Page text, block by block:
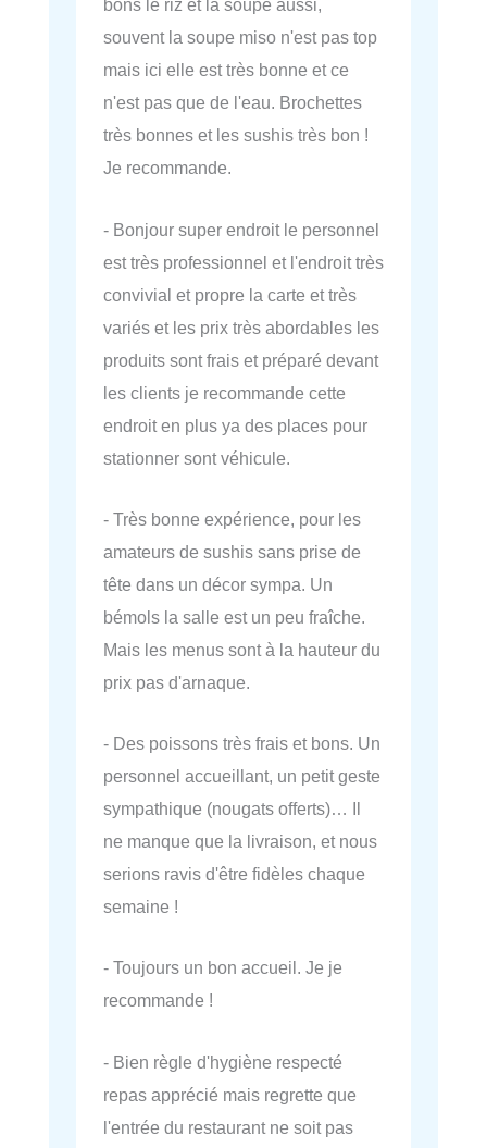
bons le riz et la soupe aussi,
souvent la soupe miso n'est pas top
mais ici elle est très bonne et ce
n'est pas que de l'eau. Brochettes
très bonnes et les sushis très bon !
Je recommande.
- Bonjour super endroit le personnel
est très professionnel et l'endroit très
convivial et propre la carte et très
variés et les prix très abordables les
produits sont frais et préparé devant
les clients je recommande cette
endroit en plus ya des places pour
stationner sont véhicule.
- Très bonne expérience, pour les
amateurs de sushis sans prise de
tête dans un décor sympa. Un
bémols la salle est un peu fraîche.
Mais les menus sont à la hauteur du
prix pas d'arnaque.
- Des poissons très frais et bons. Un
personnel accueillant, un petit geste
sympathique (nougats offerts)… Il
ne manque que la livraison, et nous
serions ravis d'être fidèles chaque
semaine !
- Toujours un bon accueil. Je je
recommande !
- Bien règle d'hygiène respecté
repas apprécié mais regrette que
l'entrée du restaurant ne soit pas